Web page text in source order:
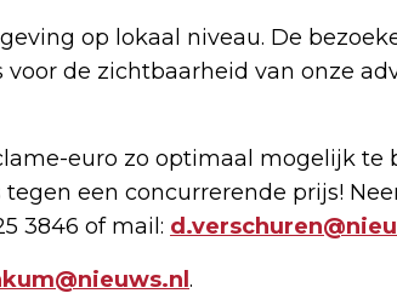
op lokaal niveau. De
de zichtbaarheid van onze
euro zo optimaal mogelijk te
een concurrerende prijs!
3846 of mail:
.